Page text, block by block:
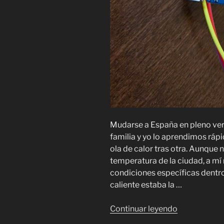
Mudarse a España en pleno
familia y yo lo aprendimos
ola de calor tras otra. Aunque
temperatura de la ciudad, a
condiciones específicas
caliente estaba la …
Continuar leyendo